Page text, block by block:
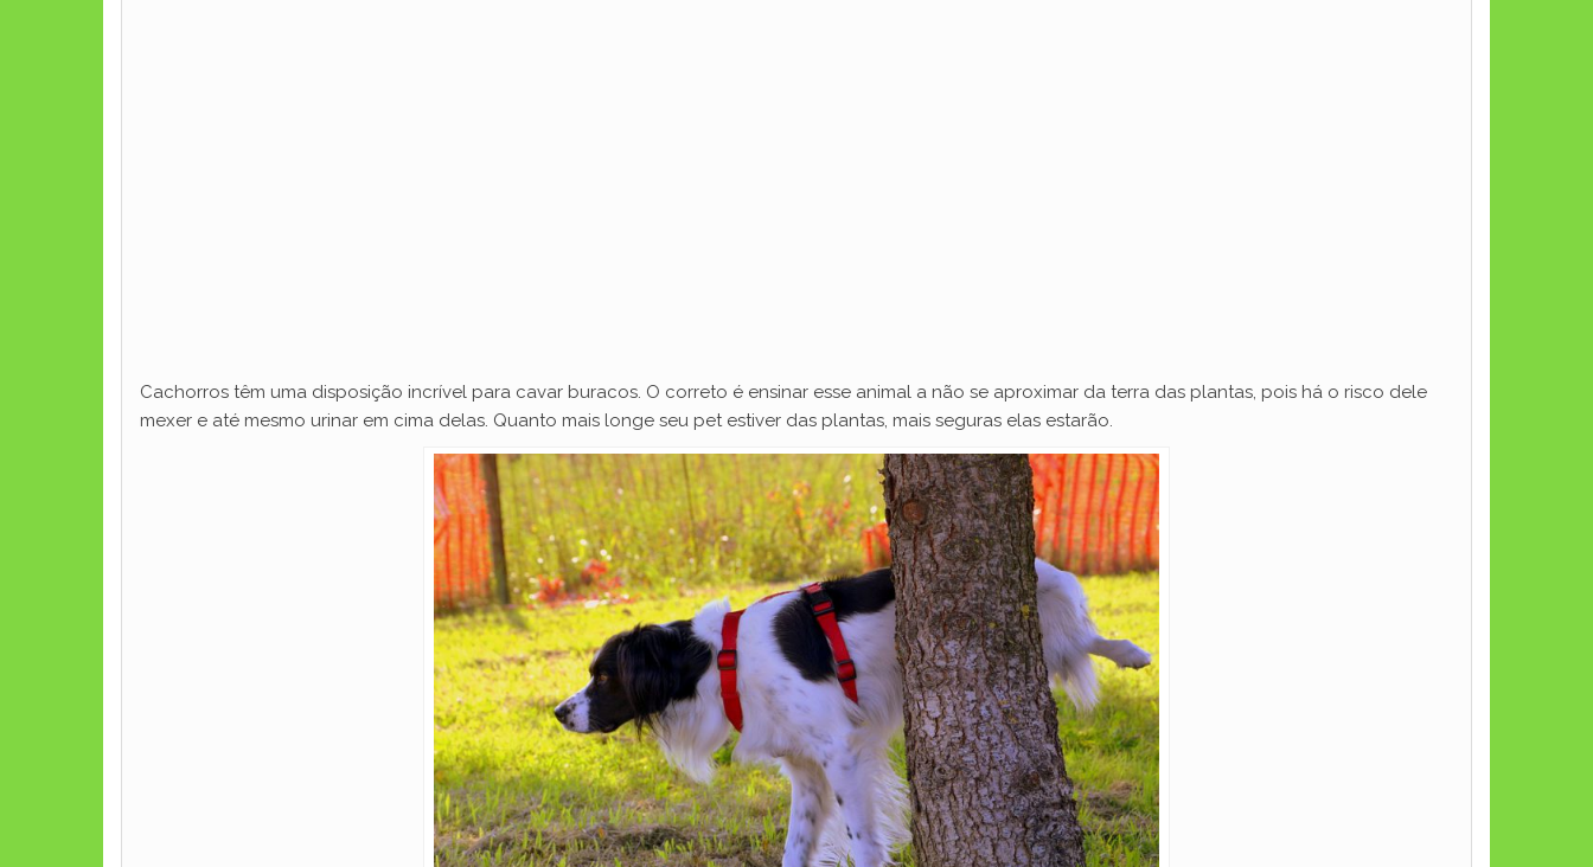
Cachorros têm uma disposição incrível para cavar buracos. O correto é ensinar esse animal a não se aproximar da terra das plantas, pois há o risco dele
mexer e até mesmo urinar em cima delas. Quanto mais longe seu pet estiver das plantas, mais seguras elas estarão.